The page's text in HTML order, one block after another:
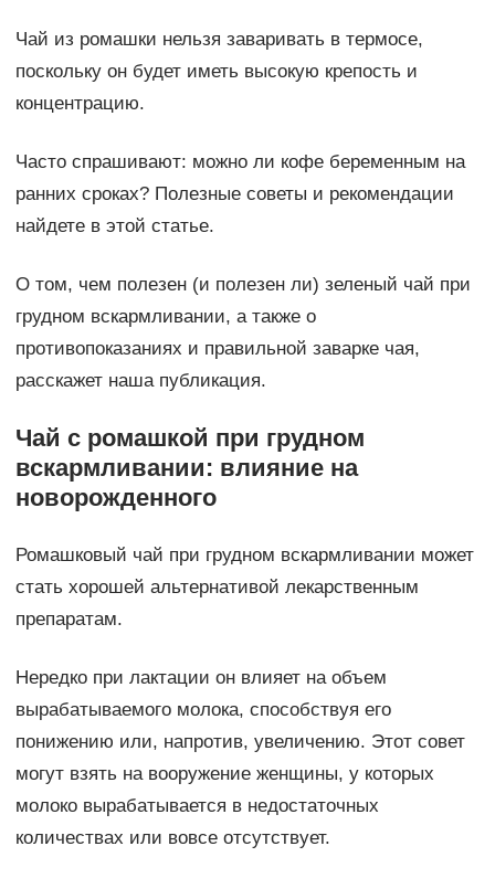
Чай из ромашки нельзя заваривать в термосе,
поскольку он будет иметь высокую крепость и
концентрацию.
Часто спрашивают: можно ли кофе беременным на
ранних сроках? Полезные советы и рекомендации
найдете в этой статье.
О том, чем полезен (и полезен ли) зеленый чай при
грудном вскармливании, а также о
противопоказаниях и правильной заварке чая,
расскажет наша публикация.
Чай с ромашкой при грудном
вскармливании: влияние на
новорожденного
Ромашковый чай при грудном вскармливании может
стать хорошей альтернативой лекарственным
препаратам.
Нередко при лактации он влияет на объем
вырабатываемого молока, способствуя его
понижению или, напротив, увеличению. Этот совет
могут взять на вооружение женщины, у которых
молоко вырабатывается в недостаточных
количествах или вовсе отсутствует.